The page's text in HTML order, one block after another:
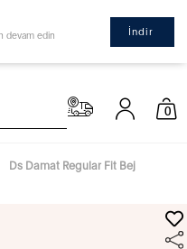
devam edin İndir
0
Ds Damat Regular Fit Bej